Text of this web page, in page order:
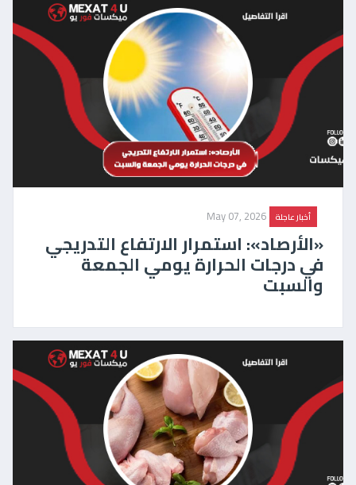
أخبار عاجلة May 07, 2026
«الأرصاد»: استمرار الارتفاع التدريجي
في درجات الحرارة يومي الجمعة
والسبت